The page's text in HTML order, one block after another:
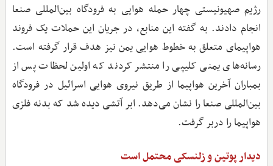
رژیم صهیونیستی چهار حمله هوایی به فرودگاه بین‌المللی صنعا
انجام دادند. به گفته این منابع، در جریان این حملات یک فروند
هواپیمای متعلق به خطوط هوایی یمن نیز هدف قرار گرفته است.
رسانه‌های یمنی کلیپی را منتشر کردند که اولین لحظات پس از
بمباران آخرین هواپیما از طریق نیروی هوایی اسرائیل در فرودگاه
بین‌المللی صنعا را نشان می‌دهد. ابر آتشی دیده شد که بدنه فلزی
هواپیما را دربر گرفت.
دیدار پوتین و زلنسکی محتمل است